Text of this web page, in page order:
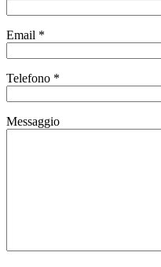
Email *
Telefono *
Messaggio